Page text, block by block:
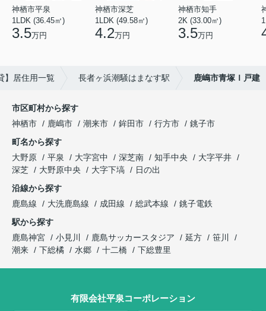
神栖市平泉
1LDK (36.45㎡)
3.5万円
神栖市深芝
1LDK (49.58㎡)
4.2万円
神栖市知手
2K (33.00㎡)
3.5万円
】居住用一覧 長者ヶ浜潮騒はまなす駅 鹿嶋市青塚Ｉ戸建
市区町村から探す
神栖市
鹿嶋市 潮来市 鉾田市 行方市
銚子市
町名から探す
大野原
平泉 大字宮中 深芝南 知手中央
大字平井
深芝
大野原中央 大字下塙
日の出
沿線から探す
鹿島線
大洗鹿島線 成田線 総武本線
銚子電鉄
駅から探す
鹿島神宮
小見川 鹿島サッカースタジア 延方
笹川
潮来
下総橘 水郷 十二橋 下総豊里
有限会社平泉コーポレーション